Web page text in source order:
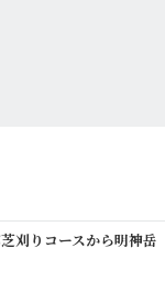
刈りコースから明神岳